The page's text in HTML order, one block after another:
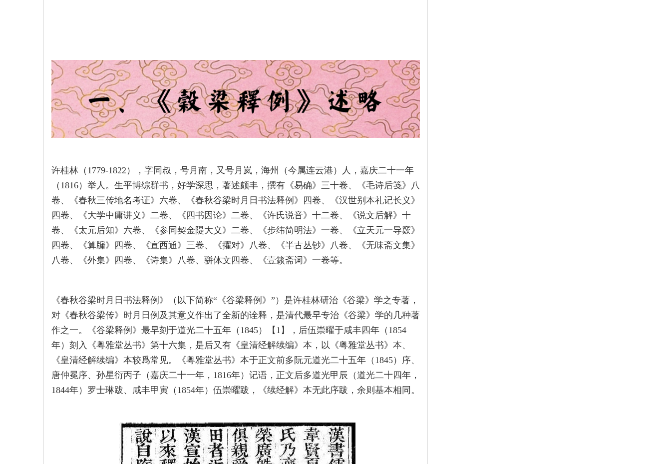
许桂林（1779-1822），字同叔，号月南，又号月岚，海州（今属连云港）人，嘉庆二十一年
（1816）举人。生平博综群书，好学深思，著述颇丰，撰有《易确》三十卷、《毛诗后笺》八
卷、《春秋三传地名考证》六卷、《春秋谷梁时月日书法释例》四卷、《汉世别本礼记长义》
四卷、《大学中庸讲义》二卷、《四书因论》二卷、《许氏说音》十二卷、《说文后解》十
卷、《太元后知》六卷、《参同契金隄大义》二卷、《步纬简明法》一卷、《立天元一导窽》
四卷、《算牖》四卷、《宣西通》三卷、《擢对》八卷、《半古丛钞》八卷、《无味斋文集》
八卷、《外集》四卷、《诗集》八卷、骈体文四卷、《壹籁斋词》一卷等。
《春秋谷梁时月日书法释例》（以下简称“《谷梁释例》”）是许桂林研治《谷梁》学之专著，
对《春秋谷梁传》时月日例及其意义作出了全新的诠释，是清代最早专治《谷梁》学的几种著
作之一。《谷梁释例》最早刻于道光二十五年（1845）【1】，后伍崇曜于咸丰四年（1854
年）刻入《粤雅堂丛书》第十六集，是后又有《皇清经解续编》本，以《粤雅堂丛书》本、
《皇清经解续编》本较爲常见。《粤雅堂丛书》本于正文前多阮元道光二十五年（1845）序、
唐仲冕序、孙星衍丙子（嘉庆二十一年，1816年）记语，正文后多道光甲辰（道光二十四年，
1844年）罗士琳跋、咸丰甲寅（1854年）伍崇曜跋，《续经解》本无此序跋，余则基本相同。